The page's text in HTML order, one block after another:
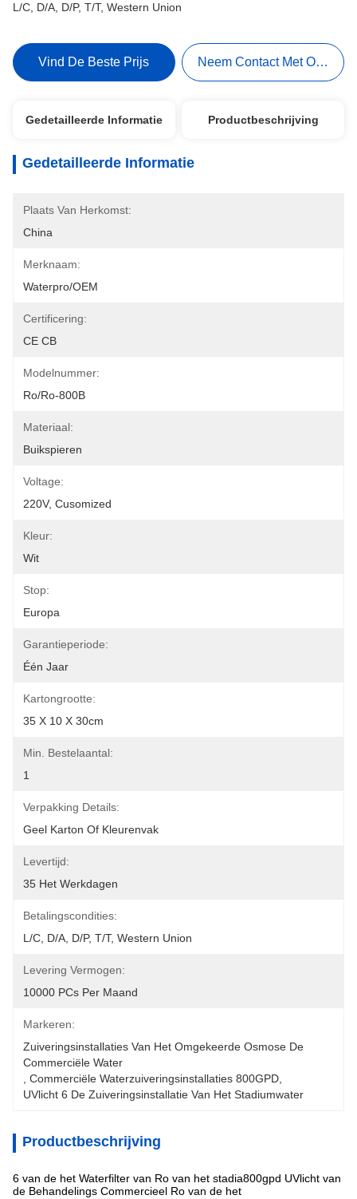
L/C, D/A, D/P, T/T, Western Union
Vind De Beste Prijs Neem Contact Met Ons Op
Gedetailleerde Informatie Productbeschrijving
Gedetailleerde Informatie
Plaats Van Herkomst:
China
Merknaam:
Waterpro/OEM
Certificering:
CE CB
Modelnummer:
Ro/ro-800B
Materiaal:
Buikspieren
Voltage:
220V, Cusomized
Kleur:
Wit
Stop:
Europa
Garantieperiode:
Één Jaar
Kartongrootte:
35 X 10 X 30cm
Min. Bestelaantal:
1
Verpakking Details:
Geel Karton Of Kleurenvak
Levertijd:
35 Het Werkdagen
Betalingscondities:
L/C, D/A, D/P, T/T, Western Union
Levering Vermogen:
10000 PCs Per Maand
Markeren:
Zuiveringsinstallaties Van Het Omgekeerde Osmose De
Commerciële Water
Commerciële Waterzuiveringsinstallaties 800GPD
UVlicht 6 De Zuiveringsinstallatie Van Het Stadiumwater
Productbeschrijving
6 van de het Waterfilter van Ro van het stadia800gpd UVlicht van
de Behandelings Commercieel Ro van de het